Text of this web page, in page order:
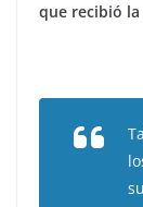
que recibió la